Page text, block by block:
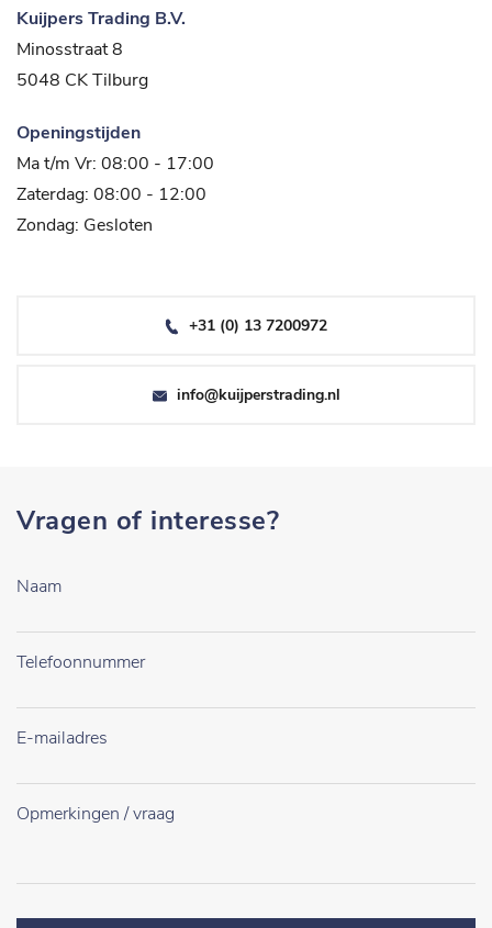
Kuijpers Trading B.V.
Minosstraat 8
5048 CK Tilburg
Openingstijden
Ma t/m Vr: 08:00 - 17:00
Zaterdag: 08:00 - 12:00
Zondag: Gesloten
+31 (0) 13 7200972
info@kuijperstrading.nl
Vragen of interesse?